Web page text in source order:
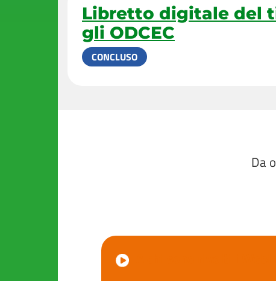
Libretto digitale del tirocinio e iscrizione all’albo
gli ODCEC
CONCLUSO
Da